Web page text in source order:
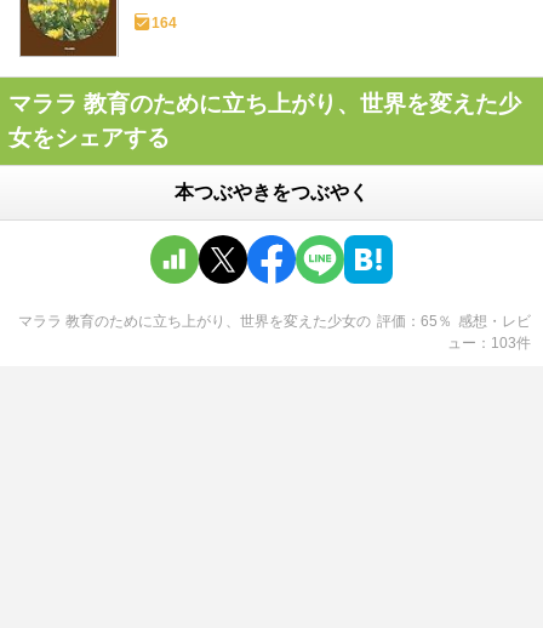
164
マララ 教育のために立ち上がり、世界を変えた少
女をシェアする
本つぶやきをつぶやく
マララ 教育のために立ち上がり、世界を変えた少女の 評価 65 ％ 感想・レビ
ュー
103件